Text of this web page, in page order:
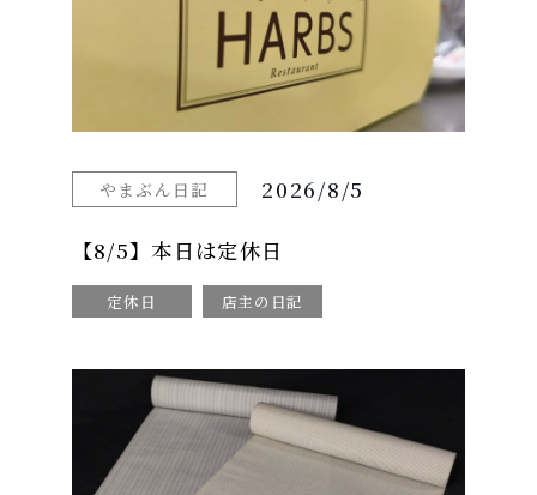
やまぶん日記 2026/8/5
【8/5】本日は定休日
定休日 店主の日記